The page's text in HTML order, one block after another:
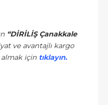
“DİRİLİŞ Çanakkale
ve avantajlı kargo
için tıklayın.